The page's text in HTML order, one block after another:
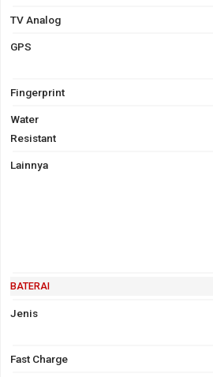
TV Analog
GPS
Fingerprint
Water
Resistant
Lainnya
BATERAI
Jenis
Fast Charge